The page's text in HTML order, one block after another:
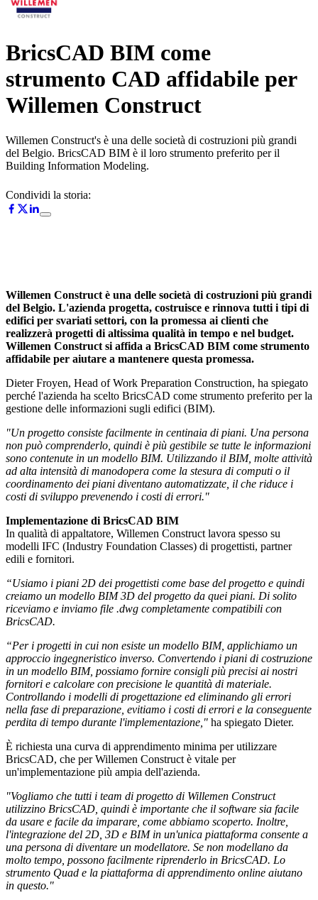
BricsCAD BIM come
strumento CAD affidabile per
Willemen Construct
Willemen Construct's è una delle società di costruzioni più grandi
del Belgio. BricsCAD BIM è il loro strumento preferito per il
Building Information Modeling.
Condividi la storia:
Willemen Construct è una delle società di costruzioni più grandi
del Belgio. L'azienda progetta, costruisce e rinnova tutti i tipi di
edifici per svariati settori, con la promessa ai clienti che
realizzerà progetti di altissima qualità in tempo e nel budget.
Willemen Construct si affida a BricsCAD BIM come strumento
affidabile per aiutare a mantenere questa promessa.
Dieter Froyen, Head of Work Preparation Construction, ha spiegato
perché l'azienda ha scelto BricsCAD come strumento preferito per la
gestione delle informazioni sugli edifici (BIM).
"Un progetto consiste facilmente in centinaia di piani. Una persona
non può comprenderlo, quindi è più gestibile se tutte le informazioni
sono contenute in un modello BIM. Utilizzando il BIM, molte attività
ad alta intensità di manodopera come la stesura di computi o il
coordinamento dei piani diventano automatizzate, il che riduce i
costi di sviluppo prevenendo i costi di errori."
Implementazione di BricsCAD BIM
In qualità di appaltatore, Willemen Construct lavora spesso su
modelli IFC (Industry Foundation Classes) di progettisti, partner
edili e fornitori.
“Usiamo i piani 2D dei progettisti come base del progetto e quindi
creiamo un modello BIM 3D del progetto da quei piani. Di solito
riceviamo e inviamo file .dwg completamente compatibili con
BricsCAD.
“Per i progetti in cui non esiste un modello BIM, applichiamo un
approccio ingegneristico inverso. Convertendo i piani di costruzione
in un modello BIM, possiamo fornire consigli più precisi ai nostri
fornitori e calcolare con precisione le quantità di materiale.
Controllando i modelli di progettazione ed eliminando gli errori
nella fase di preparazione, evitiamo i costi di errori e la conseguente
perdita di tempo durante l'implementazione," ha spiegato Dieter.
È richiesta una curva di apprendimento minima per utilizzare
BricsCAD, che per Willemen Construct è vitale per
un'implementazione più ampia dell'azienda.
"Vogliamo che tutti i team di progetto di Willemen Construct
utilizzino BricsCAD, quindi è importante che il software sia facile
da usare e facile da imparare, come abbiamo scoperto. Inoltre,
l'integrazione del 2D, 3D e BIM in un'unica piattaforma consente a
una persona di diventare un modellatore. Se non modellano da
molto tempo, possono facilmente riprenderlo in BricsCAD. Lo
strumento Quad e la piattaforma di apprendimento online aiutano
in questo."